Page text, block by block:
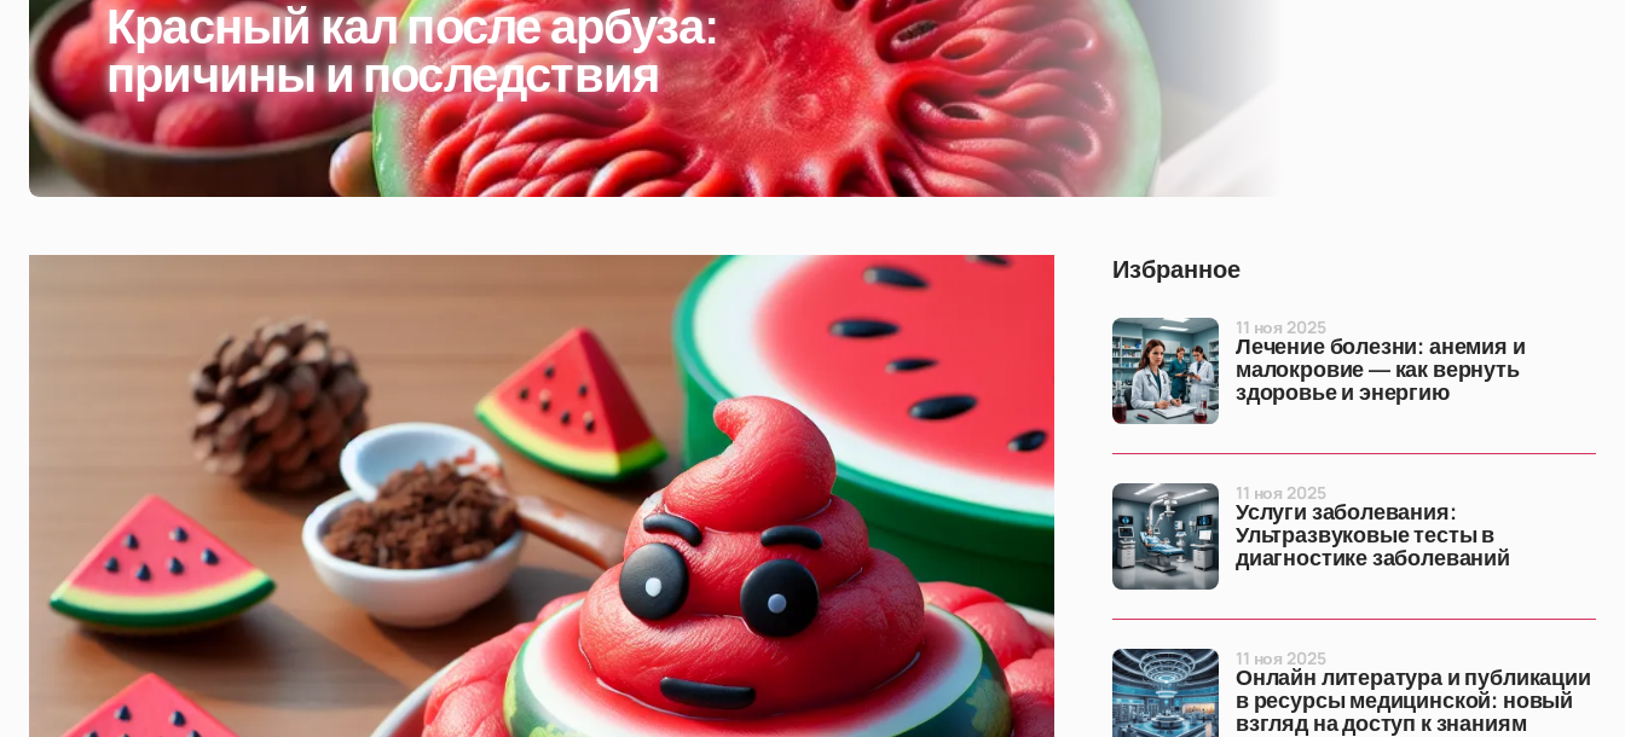
Красный кал после арбуза:
причины и последствия
Избранное
Лечение болезни: анемия и
малокровие — как вернуть
здоровье и энергию
11 ноя 2025
Услуги заболевания:
Ультразвуковые тесты в
диагностике заболеваний
11 ноя 2025
Онлайн литература и публикации
в ресурсы медицинской: новый
взгляд на доступ к знаниям
11 ноя 2025